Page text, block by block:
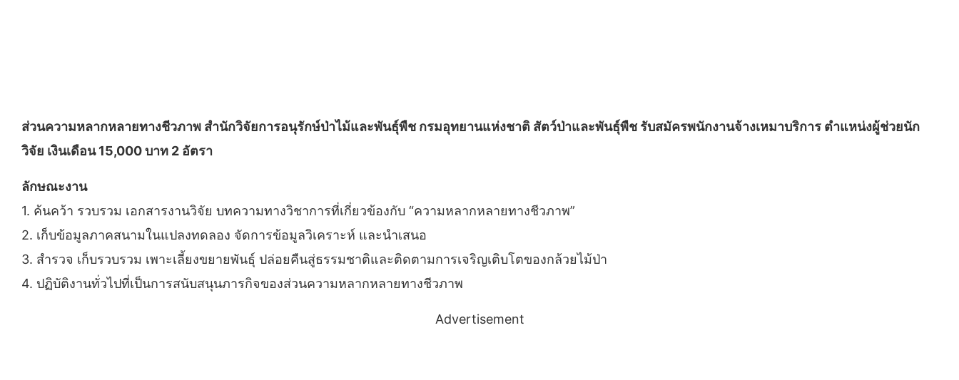
ส่วนความหลากหลายทางชีวภาพ สำนักวิจัยการอนุรักษ์ป่าไม้และพันธุ์พืช กรมอุทยานแห่งชาติ สัตว์ป่าและพันธุ์พืช รับสมัครพนักงานจ้างเหมาบริการ ตำแหน่งผู้ช่วยนัก
วิจัย เงินเดือน 15,000 บาท 2 อัตรา
ลักษณะงาน
1. ค้นคว้า รวบรวม เอกสารงานวิจัย บทความทางวิชาการที่เกี่ยวข้องกับ “ความหลากหลายทางชีวภาพ”
2. เก็บข้อมูลภาคสนามในแปลงทดลอง จัดการข้อมูลวิเคราะห์ และนำเสนอ
3. สำรวจ เก็บรวบรวม เพาะเลี้ยงขยายพันธุ์ ปล่อยคืนสู่ธรรมชาติและติดตามการเจริญเติบโตของกล้วยไม้ป่า
4. ปฏิบัติงานทั่วไปที่เป็นการสนับสนุนภารกิจของส่วนความหลากหลายทางชีวภาพ
Advertisement